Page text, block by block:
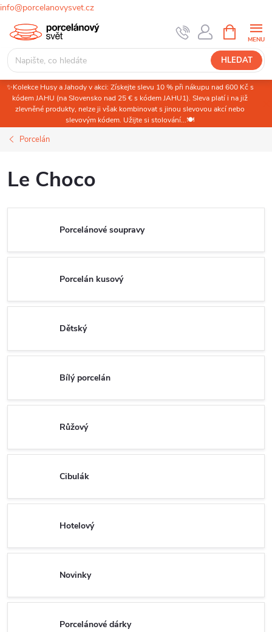
info@porcelanovysvet.cz
Přejít
obsah
HLEDAT
NÁKUPNÍ
KOŠÍK
✨Kolekce Husy a Jahody v akci: Získejte slevu 10 % při nákupu nad 600 Kč s
kódem JAHU (na Slovensko nad 25 € s kódem JAHU1). Sleva platí i na již
zlevněné produkty, nelze ji však kombinovat s jinou slevovou akcí nebo
slevovým kódem. Užijte si stolování...🍽️
Porcelán
Le Choco
Porcelánové soupravy
Porcelán kusový
Dětský
Bílý porcelán
Růžový
Cibulák
Hotelový
Novinky
Porcelánové dárky